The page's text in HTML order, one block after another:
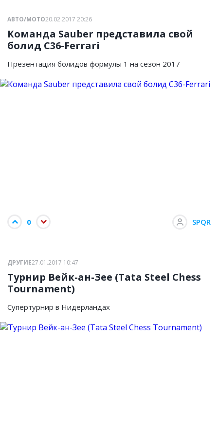
АВТО/МОТО20.02.2017 20:26
Команда Sauber представила свой
болид C36-Ferrari
Презентация болидов формулы 1 на сезон 2017
0 SPQR
ДРУГИЕ27.01.2017 10:47
Турнир Вейк-ан-Зее (Tata Steel Chess
Tournament)
Супертурнир в Нидерландах